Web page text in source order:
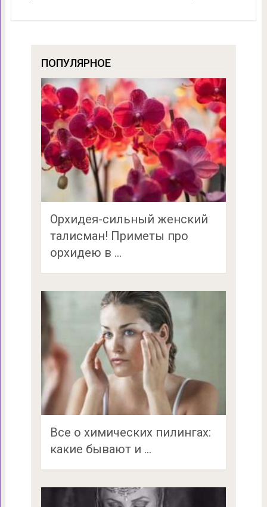
ПОПУЛЯРНОЕ
Орхидея-сильный женский
талисман! Приметы про
орхидею в …
Все о химических пилингах:
какие бывают и …